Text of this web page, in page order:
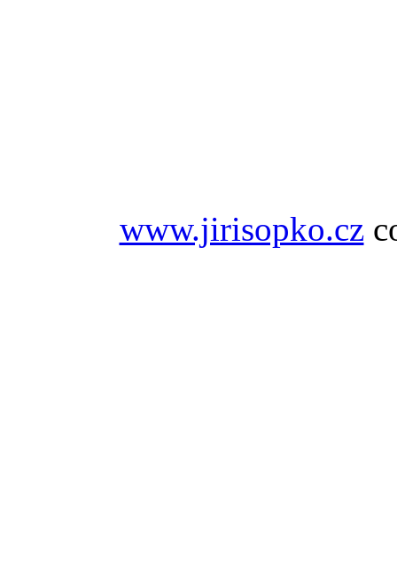
www.jirisopko.cz